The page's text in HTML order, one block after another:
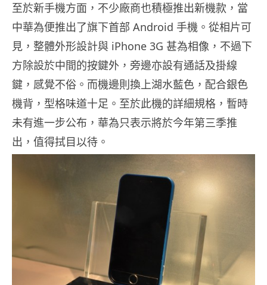
至於新手機方面，不少廠商也積極推出新機款，當
中華為便推出了旗下首部 Android 手機。從相片可
見，整體外形設計與 iPhone 3G 甚為相像，不過下
方除設於中間的按鍵外，旁邊亦設有通話及掛線
鍵，感覺不俗。而機邊則換上湖水藍色，配合銀色
機背，型格味道十足。至於此機的詳細規格，暫時
未有進一步公布，華為只表示將於今年第三季推
出，值得拭目以待。